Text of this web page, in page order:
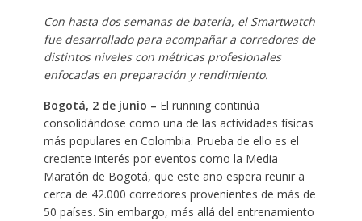
Con hasta dos semanas de batería, el Smartwatch
fue desarrollado para acompañar a corredores de
distintos niveles con métricas profesionales
enfocadas en preparación y rendimiento.
Bogotá, 2 de junio – El running continúa
consolidándose como una de las actividades físicas
más populares en Colombia. Prueba de ello es el
creciente interés por eventos como la Media
Maratón de Bogotá, que este año espera reunir a
cerca de 42.000 corredores provenientes de más de
50 países. Sin embargo, más allá del entrenamiento